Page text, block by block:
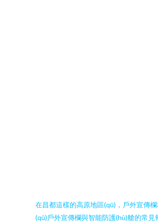
在昌都這樣的高原地區(qū)，戶外宣傳
(qū)戶外宣傳欄與智能防護(hù)艙的常